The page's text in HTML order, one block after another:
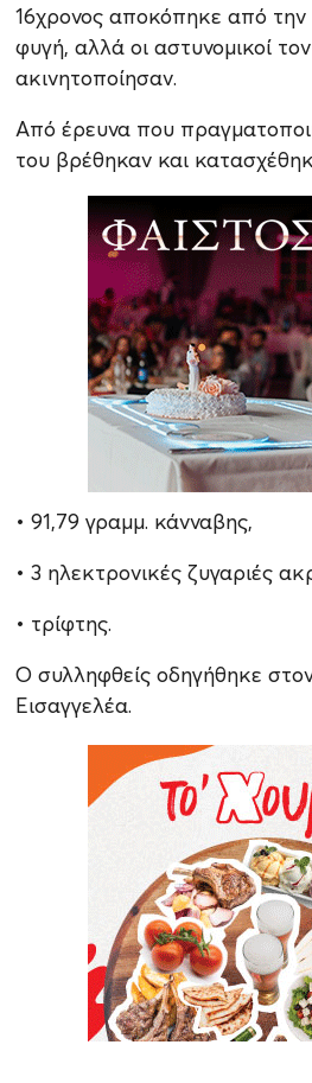
16χρονος αποκόπηκε από
φυγή, αλλά οι αστυνομικοί
ακινητοποίησαν.
Από έρευνα που
του βρέθηκαν και
• 91,79 γραμμ. κάνναβης,
• 3 ηλεκτρονικές ζυγαριές
• τρίφτης.
Ο συλληφθείς οδηγήθηκε
Εισαγγελέα.